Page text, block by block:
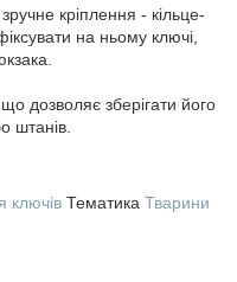
кріплення - кільце-
на ньому ключі,
дозволяє зберігати його
штанів.
ключів Тематика Тварини